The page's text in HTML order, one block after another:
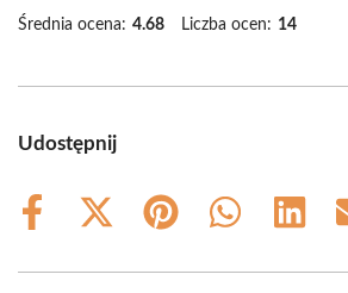
Średnia ocena: 4.68 Liczba ocen: 14
Udostępnij
Share
Share
(Twitter)
Share
Share
Share